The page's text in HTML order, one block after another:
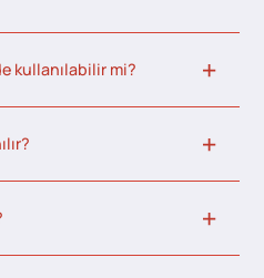
kullanılabilir mi?